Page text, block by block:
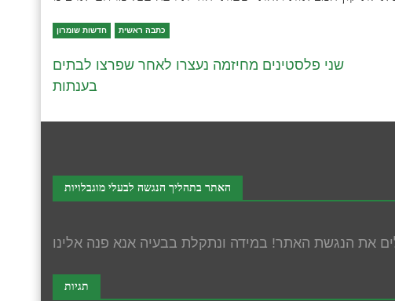
חדשות שומרון כתבה ראשית
שני פלסטינים מחיזמה נעצרו לאחר שפרצו לבתים
בענתות
האתר בתהליך הנגשה לבעלי מוגבלויות
תגיות